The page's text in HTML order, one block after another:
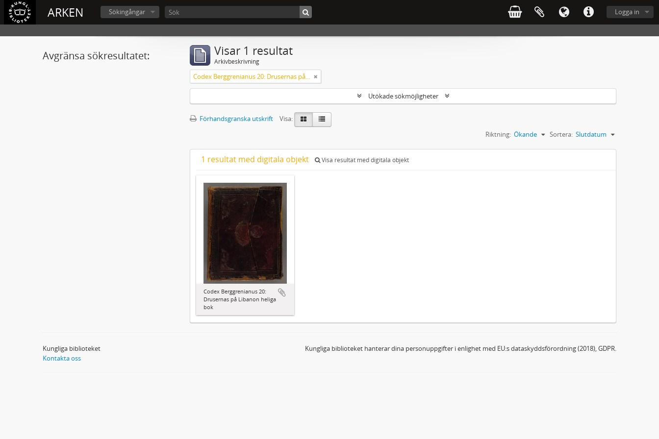
ARKEN Logga in
Sökingångar
Avgränsa sökresultatet: Visar 1 resultat
Arkivbeskrivning
Codex Berggrenianus 20: Drusernas på Libanon heliga bok
Utökade sökmöjligheter
Förhandsgranska utskrift
Visa:
Sortera: Slutdatum
Riktning: Ökande
1 resultat med digitala objekt Visa resultat med digitala objekt
Codex Berggrenianus 20:
Drusernas på Libanon heliga
bok
Kungliga biblioteket
Kontakta oss
Kungliga biblioteket hanterar dina personuppgifter i enlighet med EU:s dataskyddsförordning (2018), GDPR.